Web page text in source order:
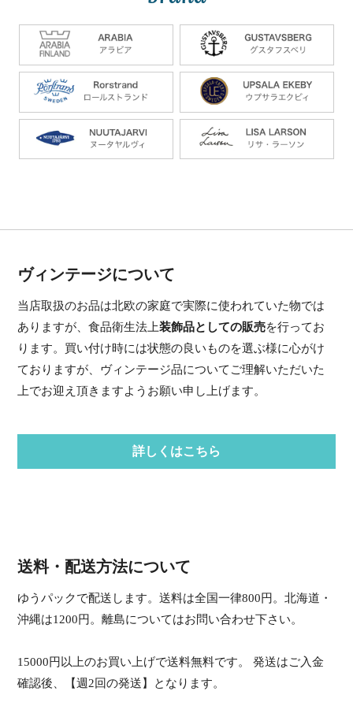
ヴィンテージについて
当店取扱のお品は北欧の家庭で実際に使われていた物では
ありますが、食品衛生法上装飾品としての販売を行ってお
ります。買い付け時には状態の良いものを選ぶ様に心がけ
ておりますが、ヴィンテージ品についてご理解いただいた
上でお迎え頂きますようお願い申し上げます。
詳しくはこちら
送料・配送方法について
ゆうパックで配送します。送料は全国一律800円。北海道・
沖縄は1200円。離島についてはお問い合わせ下さい。
15000円以上のお買い上げで送料無料です。 発送はご入金
確認後、【週2回の発送】となります。